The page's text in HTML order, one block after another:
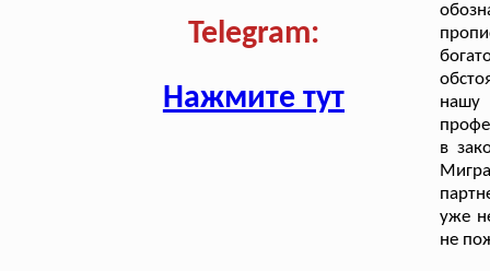
Telegram:
Нажмите тут
нашу
в
уже
не